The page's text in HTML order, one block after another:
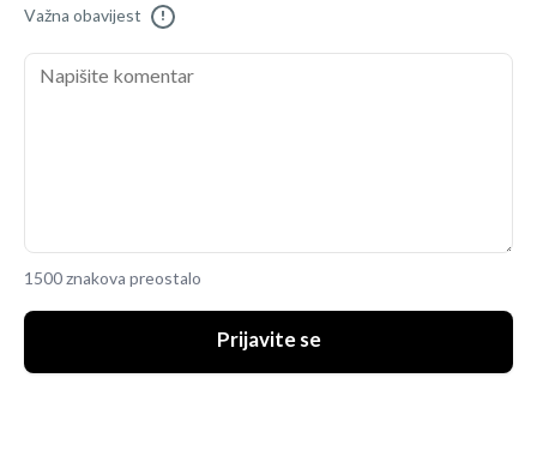
Važna obavijest !
1500 znakova preostalo
Prijavite se